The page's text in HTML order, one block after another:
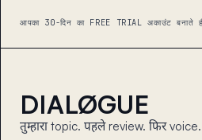
आपका 30-दिन का FREE TRIAL अकाउंट बनाते
DIALØGUE
तुम्हारा topic. पहले review. फिर voice.